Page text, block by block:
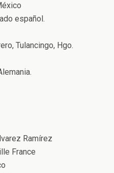
español.
Tulancingo, Hgo.
Ramírez
France